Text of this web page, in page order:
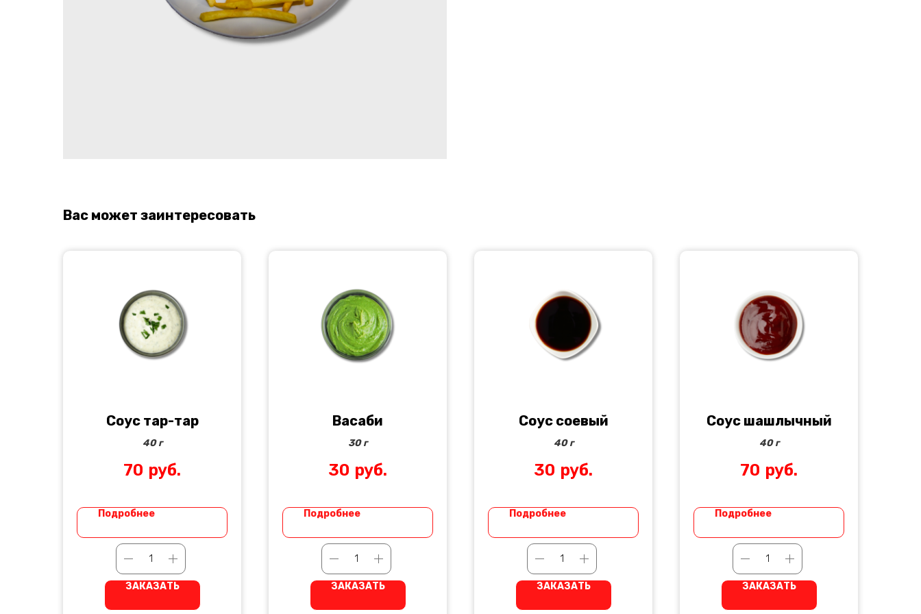
Вас может заинтересовать
Соус тар-тар
40 г
70 руб.
Подробнее
ЗАКАЗАТЬ
Васаби
30 г
30 руб.
Подробнее
ЗАКАЗАТЬ
Соус соевый
40 г
30 руб.
Подробнее
ЗАКАЗАТЬ
Соус шашлычный
40 г
70 руб.
Подробнее
ЗАКАЗАТЬ